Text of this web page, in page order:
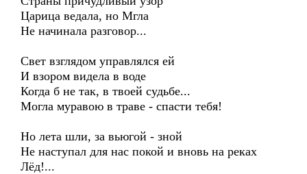
Царица ведала, но Мгла
Не начинала разговор...
Свет взглядом управлялся ей
И взором видела в воде
Когда б не так, в твоей судьбе...
Могла муравою в траве - спасти тебя!
Но лета шли, за вьюгой - зной
Не наступал для нас покой и вновь на реках
Лёд!...